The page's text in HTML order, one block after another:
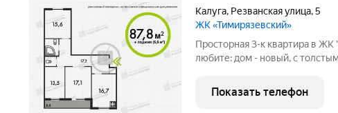
Калуга, Резванская улица,5
ЖК «Тимирязевский»
Просторная 3-к квартира в ЖК
любите: дом - новый, с
ИНДИВИДУАЛЬНОЕ отопление
из 9 планировка с
Показать телефон